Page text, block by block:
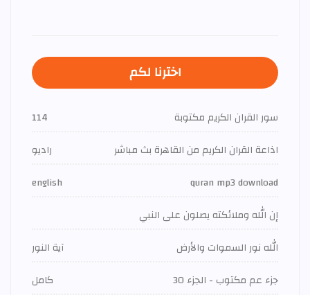
اخترنا لكم
سور القران الكريم مكتوبة
114
اذاعة القران الكريم من القاهرة بث مباشر
راديو
quran mp3 download
english
إن الله وملائكته يصلون على النبي
الله نور السموات والأرض
آية النور
جزء عم مكتوب - الجزء 30
كامل